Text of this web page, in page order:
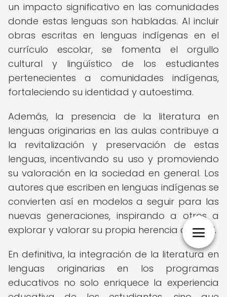
un impacto significativo en las comunidades
donde estas lenguas son habladas. Al incluir
obras escritas en lenguas indígenas en el
currículo escolar, se fomenta el orgullo
cultural y lingüístico de los estudiantes
pertenecientes a comunidades indígenas,
fortaleciendo su identidad y autoestima.
Además, la presencia de la literatura en
lenguas originarias en las aulas contribuye a
la revitalización y preservación de estas
lenguas, incentivando su uso y promoviendo
su valoración en la sociedad en general. Los
autores que escriben en lenguas indígenas se
convierten así en modelos a seguir para las
nuevas generaciones, inspirando a otros a
explorar y valorar su propia herencia cultural.
En definitiva, la integración de la literatura en
lenguas originarias en los programas
educativos no solo enriquece la experiencia